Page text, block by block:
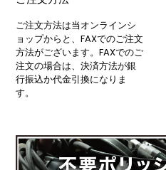
ご注文方法は当オンラインシ
ョップからと、FAXでのご注文
方法がございます。FAXでのご
注文の場合は、決済方法が銀
行振込か代金引換になりま
す。